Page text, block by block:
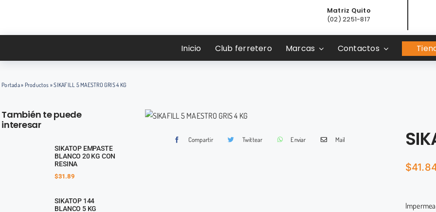
Matriz Quito
(02) 2251-817
Inicio Club ferretero Marcas Contactos
Portada» Productos »SIKAFILL 5 MAESTRO GRIS 4 KG
También te puede
interesar
SIKATOP EMPASTE
BLANCO 20 KG CON
RESINA
$31.89
SIKATOP 144
BLANCO 5 KG
Compartir Twittear Enviar Mail
$